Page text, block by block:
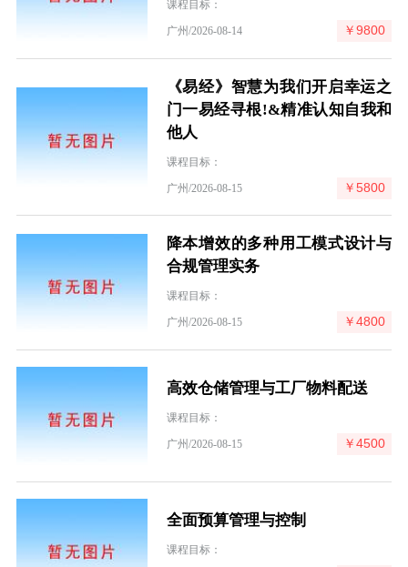
课程目标：
广州/2026-08-14 ￥9800
《易经》智慧为我们开启幸运之
门一易经寻根!&精准认知自我和
他人
课程目标：
广州/2026-08-15 ￥5800
降本增效的多种用工模式设计与
合规管理实务
课程目标：
广州/2026-08-15 ￥4800
高效仓储管理与工厂物料配送
课程目标：
广州/2026-08-15 ￥4500
全面预算管理与控制
课程目标：